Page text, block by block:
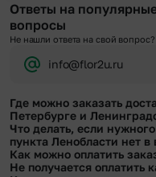
Ответы на
вопросы
Не нашли ответа на свой
info@flor2u.ru
Где можно заказать
Петербурге и
Оформить доставку цветов
телефону горячей линии или в
Что делать, если
пункта Ленобласти нет
Свяжитесь с нашими
Как можно оплатить
Не получается оплатить